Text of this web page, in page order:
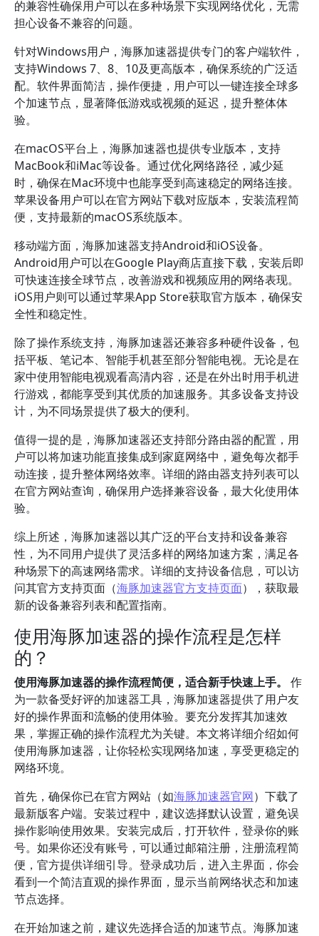
的兼容性确保用户可以在多种场景下实现网络优化，无需
担心设备不兼容的问题。
针对Windows用户，海豚加速器提供专门的客户端软件，
支持Windows 7、8、10及更高版本，确保系统的广泛适
配。软件界面简洁，操作便捷，用户可以一键连接全球多
个加速节点，显著降低游戏或视频的延迟，提升整体体
验。
在macOS平台上，海豚加速器也提供专业版本，支持
MacBook和iMac等设备。通过优化网络路径，减少延
时，确保在Mac环境中也能享受到高速稳定的网络连接。
苹果设备用户可以在官方网站下载对应版本，安装流程简
便，支持最新的macOS系统版本。
移动端方面，海豚加速器支持Android和iOS设备。
Android用户可以在Google Play商店直接下载，安装后即
可快速连接全球节点，改善游戏和视频应用的网络表现。
iOS用户则可以通过苹果App Store获取官方版本，确保安
全性和稳定性。
除了操作系统支持，海豚加速器还兼容多种硬件设备，包
括平板、笔记本、智能手机甚至部分智能电视。无论是在
家中使用智能电视观看高清内容，还是在外出时用手机进
行游戏，都能享受到其优质的加速服务。其多设备支持设
计，为不同场景提供了极大的便利。
值得一提的是，海豚加速器还支持部分路由器的配置，用
户可以将加速功能直接集成到家庭网络中，避免每次都手
动连接，提升整体网络效率。详细的路由器支持列表可以
在官方网站查询，确保用户选择兼容设备，最大化使用体
验。
综上所述，海豚加速器以其广泛的平台支持和设备兼容
性，为不同用户提供了灵活多样的网络加速方案，满足各
种场景下的高速网络需求。详细的支持设备信息，可以访
问其官方支持页面（海豚加速器官方支持页面），获取最
新的设备兼容列表和配置指南。
使用海豚加速器的操作流程是怎样
的？
使用海豚加速器的操作流程简便，适合新手快速上手。
作
为一款备受好评的加速器工具，海豚加速器提供了用户友
好的操作界面和流畅的使用体验。要充分发挥其加速效
果，掌握正确的操作流程尤为关键。本文将详细介绍如何
使用海豚加速器，让你轻松实现网络加速，享受更稳定的
网络环境。
首先，确保你已在官方网站（如海豚加速器官网）下载了
最新版客户端。安装过程中，建议选择默认设置，避免误
操作影响使用效果。安装完成后，打开软件，登录你的账
号。如果你还没有账号，可以通过邮箱注册，注册流程简
便，官方提供详细引导。登录成功后，进入主界面，你会
看到一个简洁直观的操作界面，显示当前网络状态和加速
节点选择。
在开始加速之前，建议先选择合适的加速节点。海豚加速